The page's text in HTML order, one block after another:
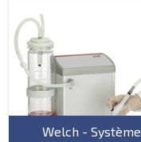
Welch - Système